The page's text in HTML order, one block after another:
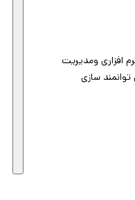
افزاری و‌مدیریت
توانمند سازی